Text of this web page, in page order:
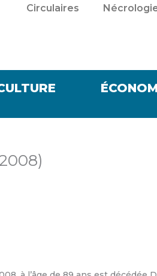
Circulaires